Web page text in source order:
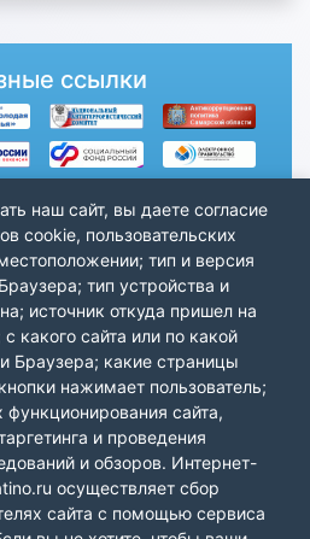
ссылки
наш сайт, вы даете согласие
cookie, пользовательских
тип и версия
тип устройства и
источник откуда пришел на
с какого сайта или по какой
Браузера; какие страницы
нажимает пользователь;
сайта,
и проведения
и обзоров. Интернет-
осуществляет сбор
сайта с помощью сервиса